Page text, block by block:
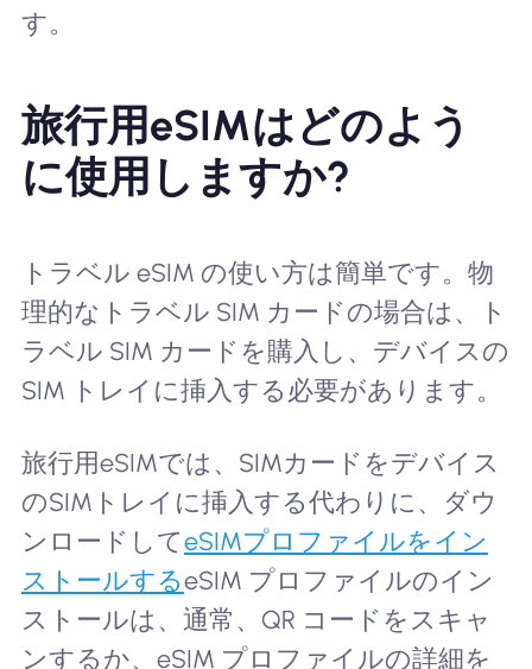
す。
旅行用eSIMはどのよう
に使用しますか?
トラベル eSIM の使い方は簡単です。物
理的なトラベル SIM カードの場合は、ト
ラベル SIM カードを購入し、デバイスの
SIM トレイに挿入する必要があります。
旅行用eSIMでは、SIMカードをデバイス
のSIMトレイに挿入する代わりに、ダウ
ンロードしてeSIMプロファイルをイン
ストールするeSIM プロファイルのイン
ストールは、通常、QR コードをスキャ
ンするか、eSIM プロファイルの詳細を